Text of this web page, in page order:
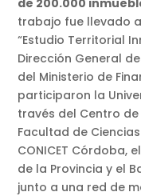
trabajo fue llevado
“Estudio Territorial
Dirección General
del Ministerio de
participaron la
través del Centro
Facultad de
CONICET Córdoba,
de la Provincia y el
junto a una red de